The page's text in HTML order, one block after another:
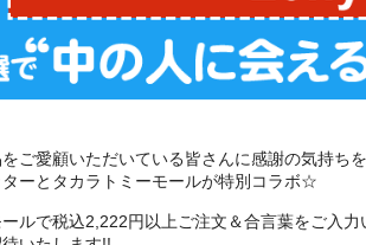
ご愛顧いただいている皆さんに感謝の気持ち
ーとタカラトミーモールが特別コラボ☆
ルで税込2,222円以上ご注文＆合言葉をご入